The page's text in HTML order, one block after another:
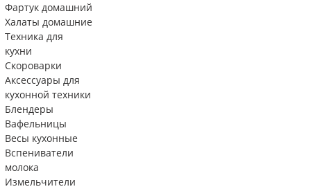
Фартук домашний
Халаты домашние
Техника для
кухни
Скороварки
Аксессуары для
кухонной техники
Блендеры
Вафельницы
Весы кухонные
Вспениватели
молока
Измельчители